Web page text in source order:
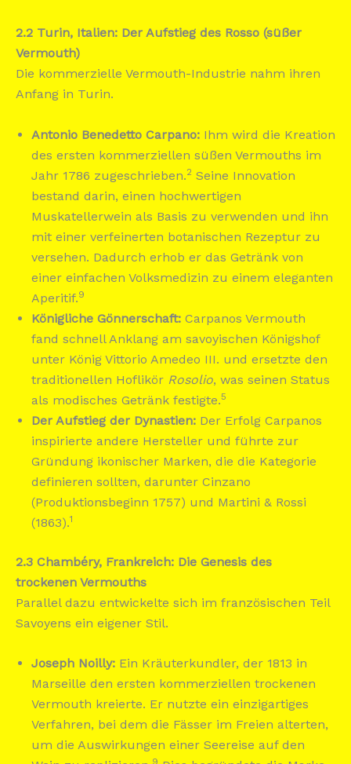
2.2 Turin, Italien: Der Aufstieg des Rosso (süßer
Vermouth)
Die kommerzielle Vermouth-Industrie nahm ihren
Anfang in Turin.
Antonio Benedetto Carpano: Ihm wird die Kreation
des ersten kommerziellen süßen Vermouths im
Jahr 1786 zugeschrieben.2 Seine Innovation
bestand darin, einen hochwertigen
Muskatellerwein als Basis zu verwenden und ihn
mit einer verfeinerten botanischen Rezeptur zu
versehen. Dadurch erhob er das Getränk von
einer einfachen Volksmedizin zu einem eleganten
Aperitif.9
Königliche Gönnerschaft: Carpanos Vermouth
fand schnell Anklang am savoyischen Königshof
unter König Vittorio Amedeo III. und ersetzte den
traditionellen Hoflikör Rosolio, was seinen Status
als modisches Getränk festigte.5
Der Aufstieg der Dynastien: Der Erfolg Carpanos
inspirierte andere Hersteller und führte zur
Gründung ikonischer Marken, die die Kategorie
definieren sollten, darunter Cinzano
(Produktionsbeginn 1757) und Martini & Rossi
(1863).1
2.3 Chambéry, Frankreich: Die Genesis des
trockenen Vermouths
Parallel dazu entwickelte sich im französischen Teil
Savoyens ein eigener Stil.
Joseph Noilly: Ein Kräuterkundler, der 1813 in
Marseille den ersten kommerziellen trockenen
Vermouth kreierte. Er nutzte ein einzigartiges
Verfahren, bei dem die Fässer im Freien alterten,
um die Auswirkungen einer Seereise auf den